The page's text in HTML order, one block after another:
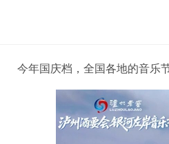
今年国庆档，全国各地的音乐节